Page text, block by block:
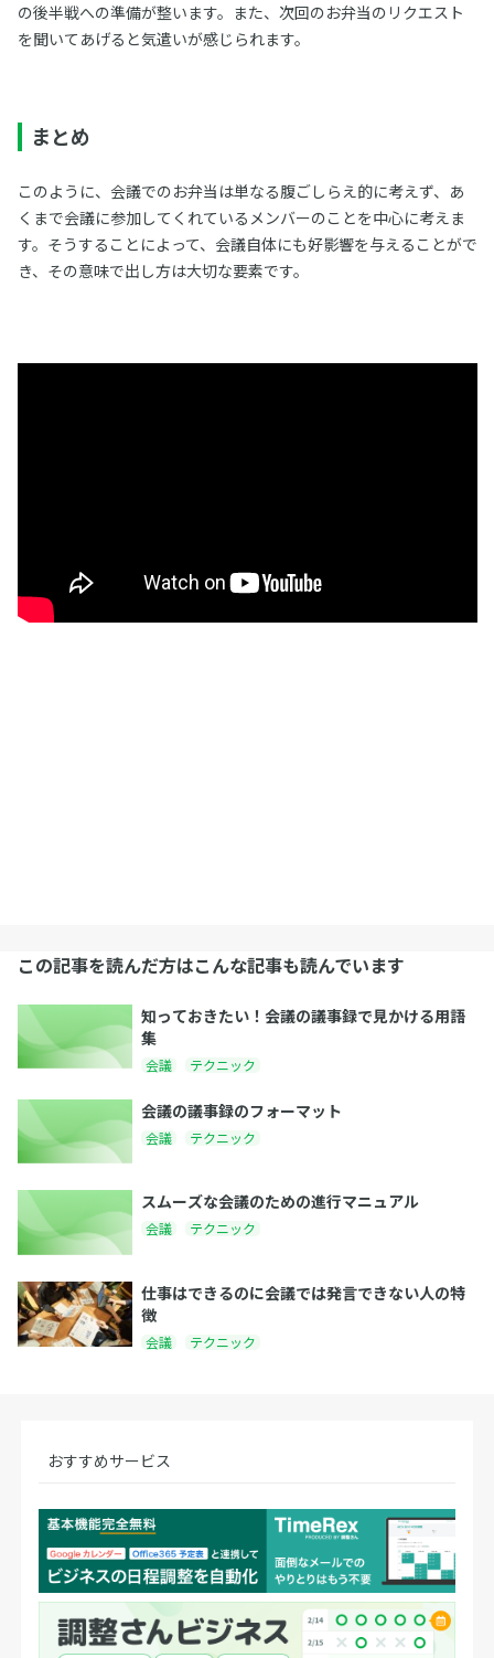
の後半戦への準備が整います。また、次回のお弁当のリクエスト
を聞いてあげると気遣いが感じられます。
まとめ
このように、会議でのお弁当は単なる腹ごしらえ的に考えず、あ
くまで会議に参加してくれているメンバーのことを中心に考えま
す。そうすることによって、会議自体にも好影響を与えることがで
き、その意味で出し方は大切な要素です。
この記事を読んだ方はこんな記事も読んでいます
知っておきたい！会議の議事録で見かける用語
集
会議 テクニック
会議の議事録のフォーマット
会議 テクニック
スムーズな会議のための進行マニュアル
会議 テクニック
仕事はできるのに会議では発言できない人の特
徴
会議 テクニック
おすすめサービス